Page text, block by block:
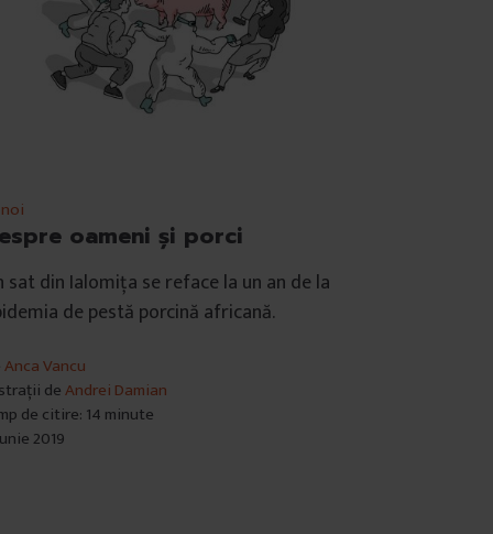
oameni și porci
sat din Ialomița se reface la un an de la
de pestă porcină africană.
Anca Vancu
deAndrei Damian
de citire: 14 minute
2019